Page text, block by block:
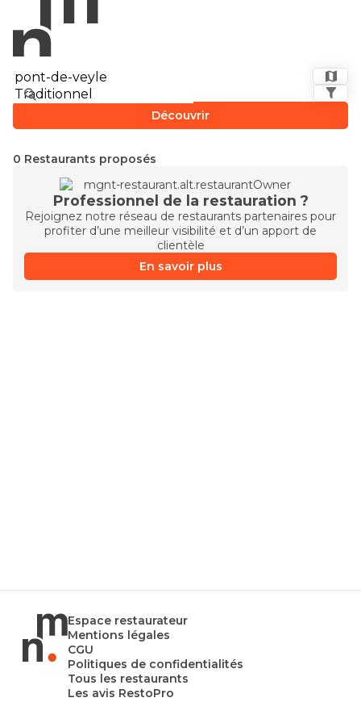
Découvrir
0 Restaurants proposés
Professionnel de la restauration ?
Rejoignez notre réseau de restaurants partenaires pour
profiter d’une meilleur visibilité et d’un apport de
clientèle
En savoir plus
Espace restaurateur
Mentions légales
CGU
Politiques de confidentialités
Tous les restaurants
Les avis RestoPro